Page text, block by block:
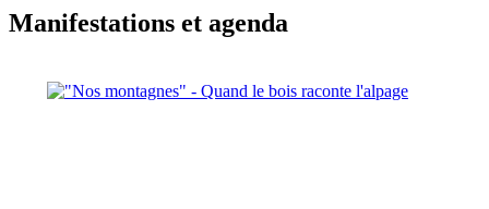
Manifestations et agenda